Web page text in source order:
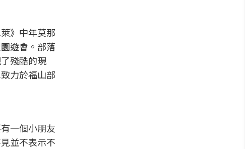
》中年莫那
遊會。部落
殘酷的現
力於福山部
一個小朋友
並不表示不